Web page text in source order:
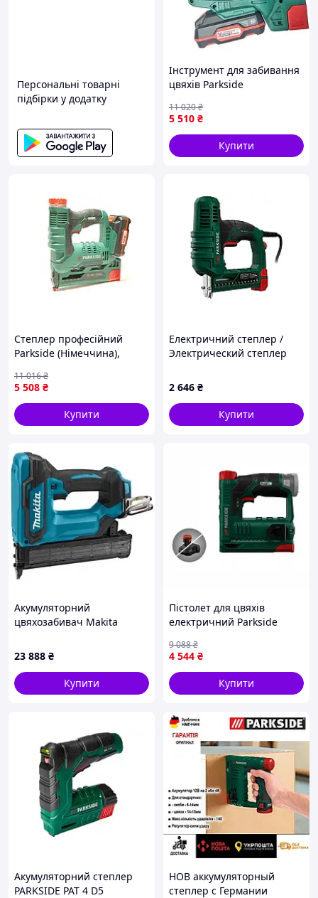
Персональні товарні
підбірки у додатку
Інструмент для забивання
цвяхів Parkside
будівельний на
акумуляторі, Степлер
будівельний для дерева,
CQS
5 510 ₴
11 020₴
Купити
Степлер професійний
Parkside (Німеччина),
степлер, Електро молоток
Готово до відправки
5 508 ₴
11 016₴
Купити
Електричний степлер /
Электрический степлер
2 646 ₴
Купити
Акумуляторний
цвяхозабивач Makita
23 888 ₴
Купити
Пістолет для цвяхів
електричний Parkside
оббивки меблів,
Електричний меблевий
степлер, MTS
4 544 ₴
9 088₴
Купити
Акумуляторний степлер
PARKSIDE PAT 4 D5
НОВ аккумуляторный
степлер с Германии